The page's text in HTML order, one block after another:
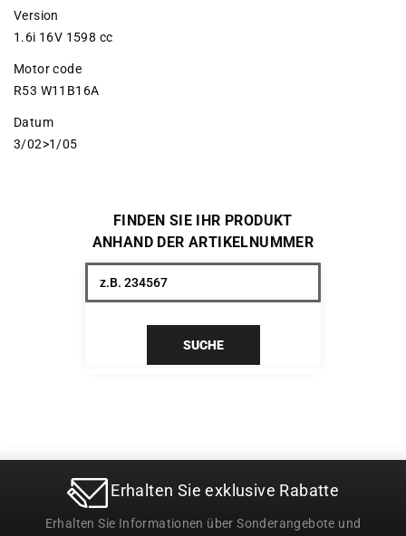
Version
1.6i 16V 1598 cc
Motor code
R53 W11B16A
Datum
3/02>1/05
FINDEN SIE IHR PRODUKT
ANHAND DER ARTIKELNUMMER
SUCHE
Erhalten Sie exklusive Rabatte
Erhalten Sie Informationen über Sonderangebote und